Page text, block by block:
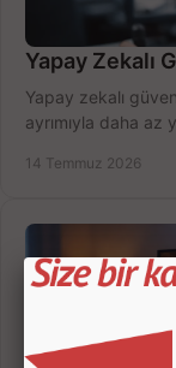
Yapay Zekalı
Yapay zekalı
ayrımıyla daha az
14 Temmuz 2026